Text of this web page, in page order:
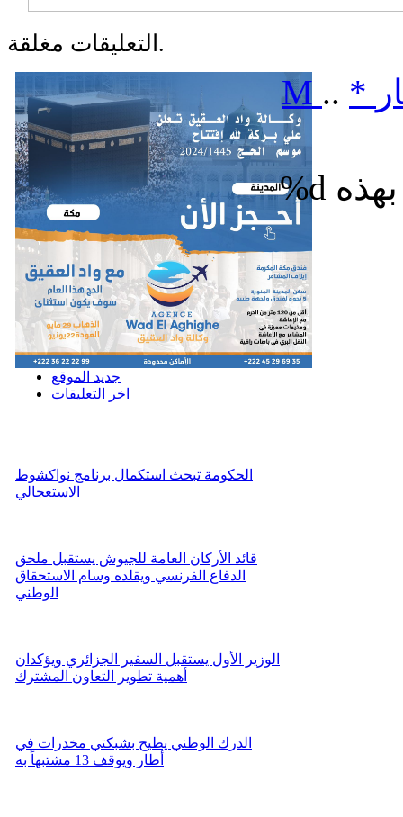
التعليقات مغلقة.
جديد الموقع
اخر التعليقات
الحكومة تبحث استكمال برنامج نواكشوط
الاستعجالي
قائد الأركان العامة للجيوش يستقبل ملحق
الدفاع الفرنسي ويقلده وسام الاستحقاق
الوطني
الوزير الأول يستقبل السفير الجزائري ويؤكدان
أهمية تطوير التعاون المشترك
الدرك الوطني يطيح بشبكتي مخدرات في
أطار ويوقف 13 مشتبهاً به
M .. *
%d